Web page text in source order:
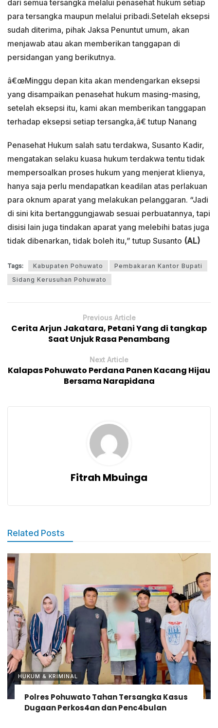
dari semua tersangka melalui penasehat hukum setiap
para tersangka maupun melalui pribadi.Setelah eksepsi
sudah diterima, pihak Jaksa Penuntut umum, akan
menjawab atau akan memberikan tanggapan di
persidangan yang berikutnya.
â€œMinggu depan kita akan mendengarkan eksepsi
yang disampaikan penasehat hukum masing-masing,
setelah eksepsi itu, kami akan memberikan tanggapan
terhadap eksepsi setiap tersangka,â€ tutup Nanang
Penasehat Hukum salah satu terdakwa, Susanto Kadir,
mengatakan selaku kuasa hukum terdakwa tentu tidak
mempersoalkan proses hukum yang menjerat klienya,
hanya saja perlu mendapatkan keadilan atas perlakuan
para oknum aparat yang melakukan pelanggaran. “Jadi
di sini kita bertanggungjawab sesuai perbuatannya, tapi
disisi lain juga tindakan aparat yang melebihi batas juga
tidak dibenarkan, tidak boleh itu,” tutup Susanto (AL)
Tags: Kabupaten Pohuwato
Pembakaran Kantor Bupati
Sidang Kerusuhan Pohuwato
Previous Article
Cerita Arjun Jakatara, Petani Yang di tangkap
Saat Unjuk Rasa Penambang
Next Article
Kalapas Pohuwato Perdana Panen Kacang Hijau
Bersama Narapidana
Fitrah Mbuinga
Related Posts
HUKUM & KRIMINAL
Polres Pohuwato Tahan Tersangka Kasus
Dugaan Perkos4an dan Penc4bulan